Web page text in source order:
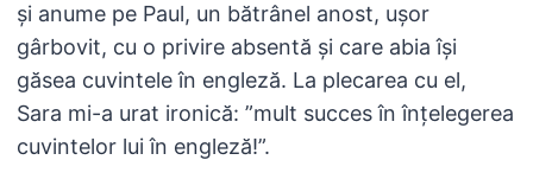
și anume pe Paul, un bătrânel anost, ușor
gârbovit, cu o privire absentă și care abia își
găsea cuvintele în engleză. La plecarea cu el,
Sara mi-a urat ironică: ”mult succes în înțelegerea
cuvintelor lui în engleză!”.